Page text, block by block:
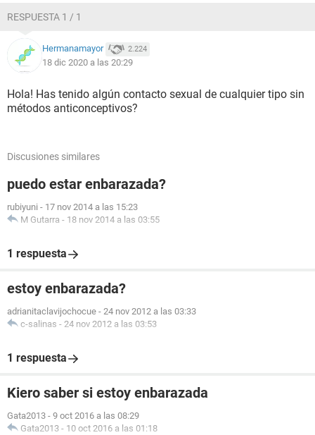
RESPUESTA 1 / 1
Hermanamayor 2.224
18 dic 2020 a las 20:29
Hola! Has tenido algún contacto sexual de cualquier tipo sin
métodos anticonceptivos?
Discusiones similares
puedo estar enbarazada?
rubiyuni - 17 nov 2014 a las 15:23
M Gutarra - 18 nov 2014 a las 03:55
1 respuesta
estoy enbarazada?
adrianitaclavijochocue - 24 nov 2012 a las 03:33
c-salinas - 24 nov 2012 a las 03:53
1 respuesta
Kiero saber si estoy enbarazada
Gata2013 - 9 oct 2016 a las 08:29
Gata2013 - 10 oct 2016 a las 01:18